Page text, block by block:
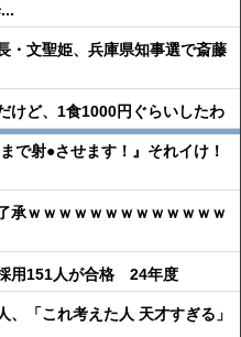
・文聖姫、兵庫県知事選で斎藤
けど、1食1000円ぐらいしたわ
で射●︎させます！』それイけ！
承ｗｗｗｗｗｗｗｗｗｗｗｗｗ
用151人が合格 24年度
「これ考えた人 天才すぎる」